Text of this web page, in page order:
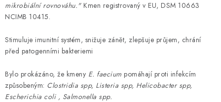
mikrobiální rovnováhu." Kmen registrovaný v EU, DSM 10663
NCIMB 10415.
Stimuluje imunitní systém, snižuje zánět, zlepšuje průjem, chrání
před patogenními bakteriemi
Bylo prokázáno, že kmeny E. faecium pomáhají proti infekcím
způsobeným: Clostridia spp, Listeria spp, Helicobacter spp,
Escherichia coli , Salmonella spp.